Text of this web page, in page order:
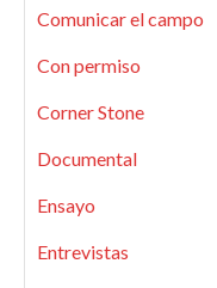
Comunicar el campo
Con permiso
Corner Stone
Documental
Ensayo
Entrevistas